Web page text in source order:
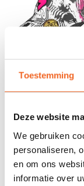
Toestemming
Deze website
We gebruiken
personaliseren,
en om ons
informatie over
SWEET
PARTY